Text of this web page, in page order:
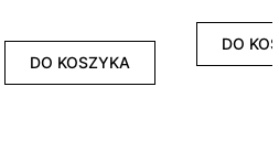
DO KOSZYKA
DO